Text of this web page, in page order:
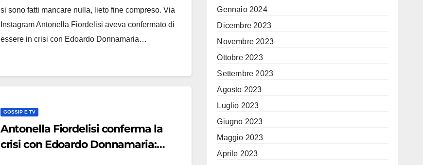
si sono fatti mancare nulla, lieto fine compreso. Via
Instagram Antonella Fiordelisi aveva confermato di
essere in crisi con Edoardo Donnamaria…
GOSSIP E TV
Antonella Fiordelisi conferma la
crisi con Edoardo Donnamaria:
Gennaio 2024
Dicembre 2023
Novembre 2023
Ottobre 2023
Settembre 2023
Agosto 2023
Luglio 2023
Giugno 2023
Maggio 2023
Aprile 2023